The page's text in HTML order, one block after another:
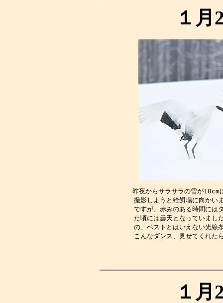
１月
昨夜からサラサラの雪が10cm
撮影しようと給餌場に向かい
ですが、赤みのある時間には
た頃には曇天となっていまし
の、ベストとはいえない光線
こんなダンス、
１月